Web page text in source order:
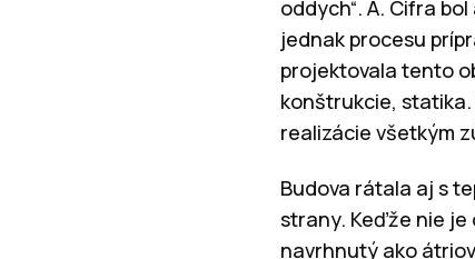
oddych“. A. Cifra
jednak procesu
projektovala tento
konštrukcie,
realizácie všetkým
Budova rátala aj s
strany. Keďže nie
navrhnutý ako